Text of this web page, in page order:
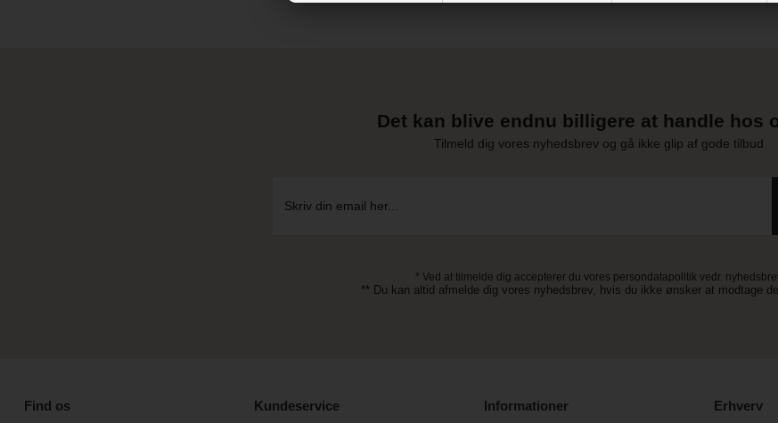
Det kan blive endnu billigere at handle hos
Tilmeld dig vores nyhedsbrev og gå ikke glip af gode tilbud
* Ved at tilmelde dig accepterer du vores persondatapolitik vedr.
** Du kan altid afmelde dig vores nyhedsbrev, hvis du ikke ønsker at modtage
Find os Kundeservice Informationer Erhverv